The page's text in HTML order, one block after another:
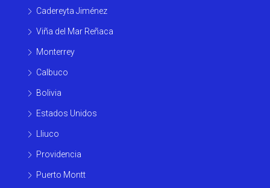
Cadereyta Jiménez
Viña del Mar Reñaca
Monterrey
Calbuco
Bolivia
Estados Unidos
Lliuco
Providencia
Puerto Montt